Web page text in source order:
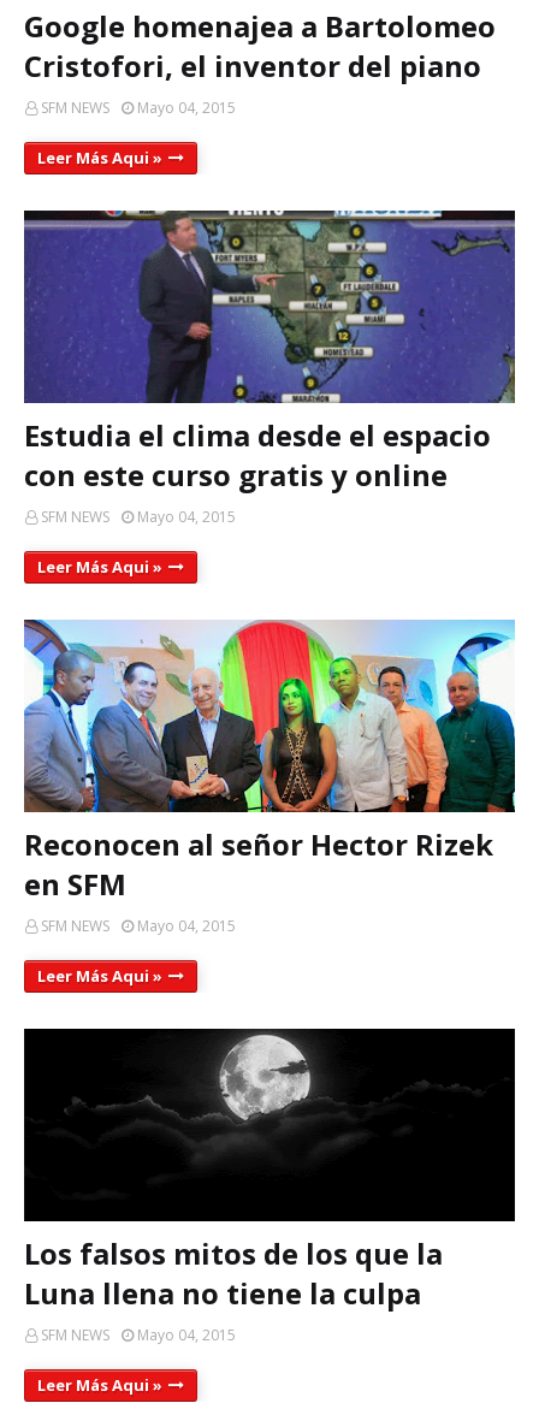
Google homenajea a Bartolomeo
Cristofori, el inventor del piano
SFM NEWS Mayo 04, 2015
Leer Más Aqui »
Estudia el clima desde el espacio
con este curso gratis y online
SFM NEWS Mayo 04, 2015
Leer Más Aqui »
Reconocen al señor Hector Rizek
en SFM
SFM NEWS Mayo 04, 2015
Leer Más Aqui »
Los falsos mitos de los que la
Luna llena no tiene la culpa
SFM NEWS Mayo 04, 2015
Leer Más Aqui »